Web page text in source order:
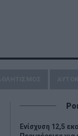
Ενίσχυση 12,5